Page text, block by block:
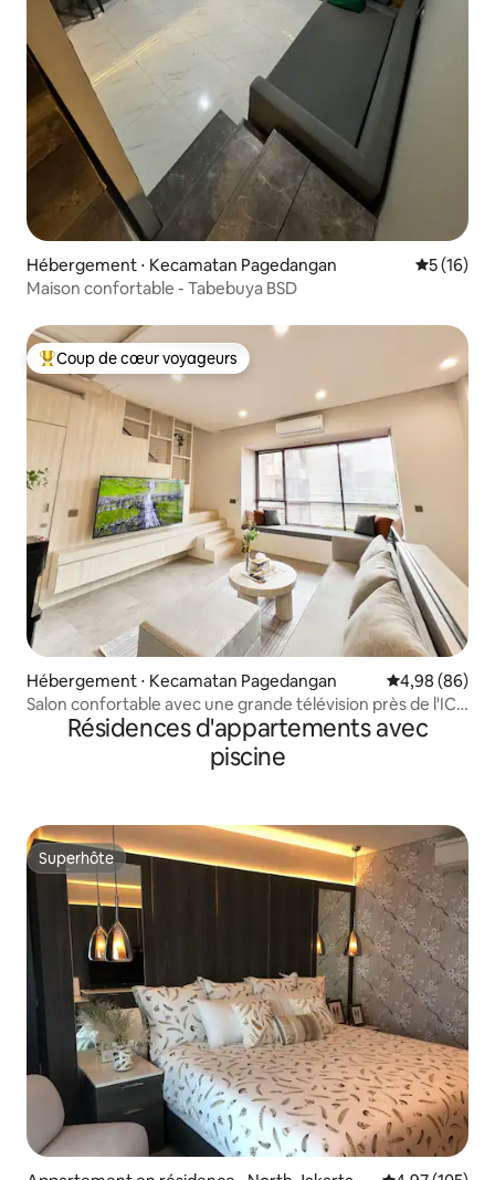
Hébergement ⋅ Kecamatan Pagedangan
5 (16)
Maison confortable - Tabebuya BSD
Coups de cœur voyageurs les plus appréciés
Coup de cœur voyageurs
Hébergement ⋅ Kecamatan Pagedangan Évaluation
4,98 (86)
Salon confortable avec une grande télévision près de l'ICE
Résidences d'appartements avec
piscine
Superhôte
Superhôte